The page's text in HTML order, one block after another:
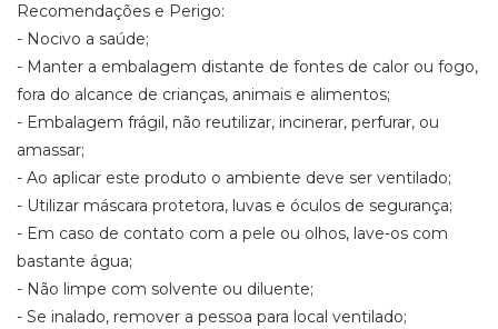
Recomendações e Perigo:
- Nocivo a saúde;
- Manter a embalagem distante de fontes de calor ou fogo,
fora do alcance de crianças, animais e alimentos;
- Embalagem frágil, não reutilizar, incinerar, perfurar, ou
amassar;
- Ao aplicar este produto o ambiente deve ser ventilado;
- Utilizar máscara protetora, luvas e óculos de segurança;
- Em caso de contato com a pele ou olhos, lave-os com
bastante água;
- Não limpe com solvente ou diluente;
- Se inalado, remover a pessoa para local ventilado;